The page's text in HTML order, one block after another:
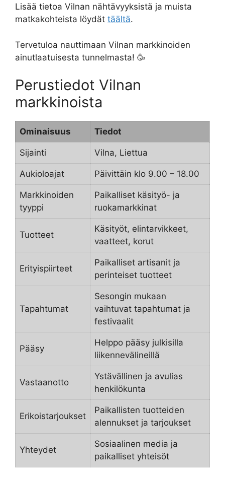
Lisää tietoa Vilnan nähtävyyksistä ja muista
matkakohteista löydät täältä.
Tervetuloa nauttimaan Vilnan markkinoiden
ainutlaatuisesta tunnelmasta! 🥳
Perustiedot Vilnan
markkinoista
Ominaisuus Tiedot
Sijainti Vilna, Liettua
Aukioloajat Päivittäin klo 9.00 – 18.00
Markkinoiden
tyyppi
Paikalliset käsityö- ja
ruokamarkkinat
Tuotteet
Käsityöt, elintarvikkeet,
vaatteet, korut
Erityispiirteet
Paikalliset artisanit ja
perinteiset tuotteet
Tapahtumat
Sesongin mukaan
vaihtuvat tapahtumat ja
festivaalit
Pääsy
Helppo pääsy julkisilla
liikennevälineillä
Vastaanotto
Ystävällinen ja avulias
henkilökunta
Erikoistarjoukset
Paikallisten tuotteiden
alennukset ja tarjoukset
Yhteydet
Sosiaalinen media ja
paikalliset yhteisöt